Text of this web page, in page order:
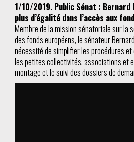
1/10/2019. Public Sénat :
plus d’égalité dans l’accès aux
Membre de la mission sénatoriale sur la
des fonds européens, le sénateur
nécessité de simplifier les procédures et
les petites collectivités, associations et
montage et le suivi des dossiers de